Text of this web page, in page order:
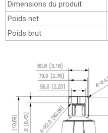
Dimensions du produit
Poids net
Poids brut